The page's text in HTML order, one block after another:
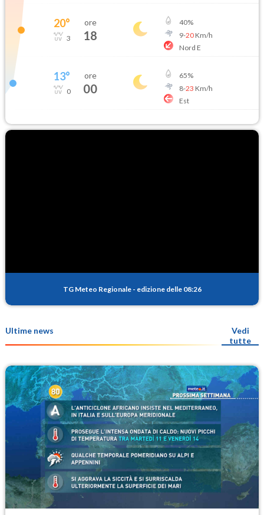
20°
3
ore
18
40%
9-20Km/h
Nord E
13°
0
ore
00
65%
8-23 Km/h
Est
TG Meteo Regionale - edizione delle 08:26
Ultime news
Vedi
tutte